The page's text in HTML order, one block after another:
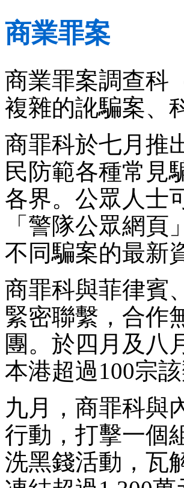
商業罪案
商業罪案調查科
複雜的訛騙案、
商罪科於七月推
民防範各種常見
各界。公眾人士
「警隊公眾網
不同騙案的最新
商罪科與菲律賓
緊密聯繫，合作
團。於四月及八
本港超過100宗
九月，商罪科與
行動，打擊一個
洗黑錢活動，瓦